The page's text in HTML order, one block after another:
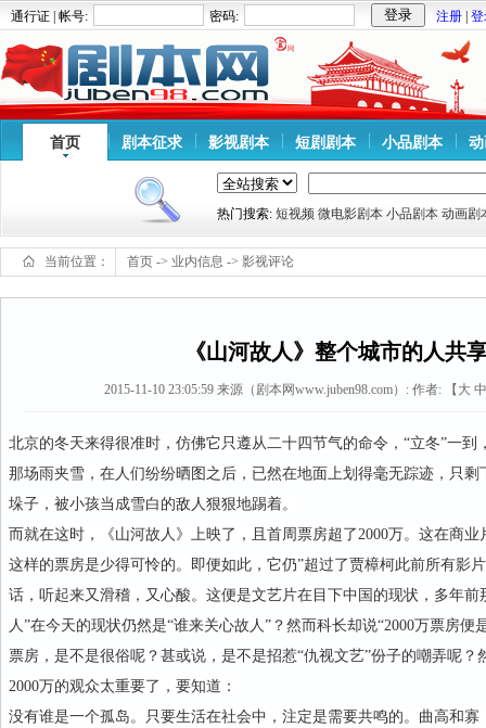
通行证 | 帐号: 密码: 注册
首页 剧本征求 影视剧本 短剧剧本 小品剧本
热门搜索: 短视频 微电影剧本 小品剧本 动画剧
当前位置： 首页 -> 业内信息 -> 影视评论
《山河故人》整个城市的人共
2015-11-10 23:05:59 来源（剧本网www.juben98.com）: 作者: 【 大
北京的冬天来得很准时，仿佛它只遵从二十四节气的命令，“立冬”一
那场雨夹雪，在人们纷纷晒图之后，已然在地面上划得毫无踪迹，只
垛子，被小孩当成雪白的敌人狠狠地踢着。
而就在这时，《山河故人》上映了，且首周票房超了2000万。这在商
这样的票房是少得可怜的。即便如此，它仍”超过了贾樟柯此前所有影
话，听起来又滑稽，又心酸。这便是文艺片在目下中国的现状，多年
人”在今天的现状仍然是“谁来关心故人”？然而科长却说“2000万票房
票房，是不是很俗呢？甚或说，是不是招惹“仇视文艺”份子的嘲弄呢
2000万的观众太重要了，要知道：
没有谁是一个孤岛。只要生活在社会中，注定是需要共鸣的。曲高和